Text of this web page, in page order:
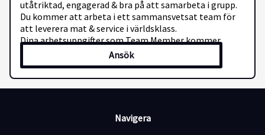
utåtriktad, engagerad & bra på att samarbeta i grupp.
Du kommer att arbeta i ett sammansvetsat team för
att leverera mat & service i världsklass.
Dina arbetsuppgifter som Team Member kommer
innefatta bland annat:
Förberedelser av tillbehör, tillagning av våra
prisbelönta burgare, städning samt mottagande av
kunder i kassan.
företagskultur. Alla som arbetar inom vår verksamhet
Ansök
Navigera